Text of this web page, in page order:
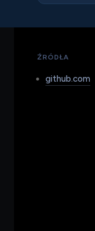
uwagi
ŹRÓDŁA
github.com